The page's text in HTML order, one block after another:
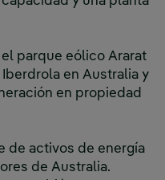
parque eólico Ararat
Iberdrola en Australia y
en propiedad
de activos de energía
de Australia.